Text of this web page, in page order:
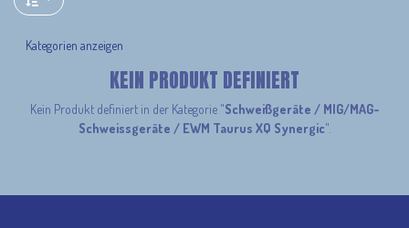
Kategorien anzeigen
KEIN PRODUKT DEFINIERT
Kein Produkt definiert in der Kategorie "Schweißgeräte / MIG/MAG-
Schweissgeräte / EWM Taurus XQ Synergic".